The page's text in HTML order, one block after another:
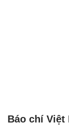
Báo chí